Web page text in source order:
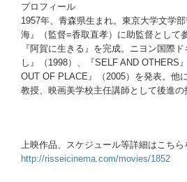
プロフィール
1957年、青森県生まれ。東京大学文学
海』（監督=香取直孝）に助監督として
『阿賀に生きる』を完成。ニヨン国際
し』（1998）、『SELF AND OTHERS
OUT OF PLACE』（2005）を発表。他
教授、映画美学校主任講師として後進
上映作品、スケジュール等詳細はこちら
http://risseicinema.com/movies/1852